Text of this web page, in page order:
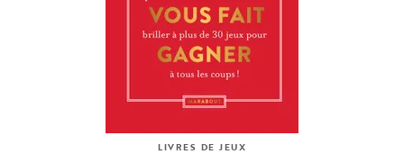
LIVRES DE JEUX